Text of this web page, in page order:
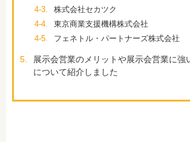
4-3.
株式会社セカツク
4-4.
東京商業支援機構株式会社
4-5.
フェネトル・パートナーズ株式会社
5.
展示会営業のメリットや展示会営業に強
について紹介しました